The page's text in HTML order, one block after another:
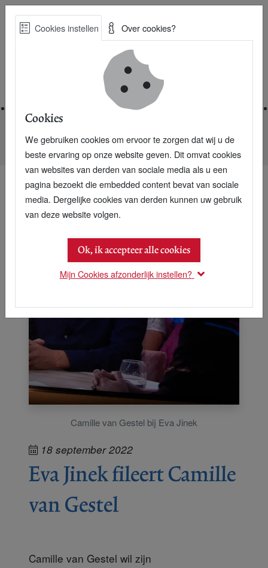
Skip
Best Practices voor een duurzame toekomst
Nieuwsarchief Eva Jinek fileert Camille van Gestel
Camille van Gestel bij Eva Jinek
18 september 2022
Eva Jinek fileert Camille
van Gestel
Camille van Gestel wil zijn
Cookies instellen Over cookies?
Cookies
We gebruiken cookies om ervoor te zorgen dat wij u de
beste ervaring op onze website geven. Dit omvat cookies
van websites van derden van sociale media als u een
pagina bezoekt die embedded content bevat van sociale
media. Dergelijke cookies van derden kunnen uw gebruik
van deze website volgen.
Ok, ik accepteer alle cookies
Mijn Cookies afzonderlijk instellen?